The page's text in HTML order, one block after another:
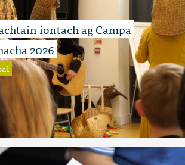
iontach ag Campa
2026